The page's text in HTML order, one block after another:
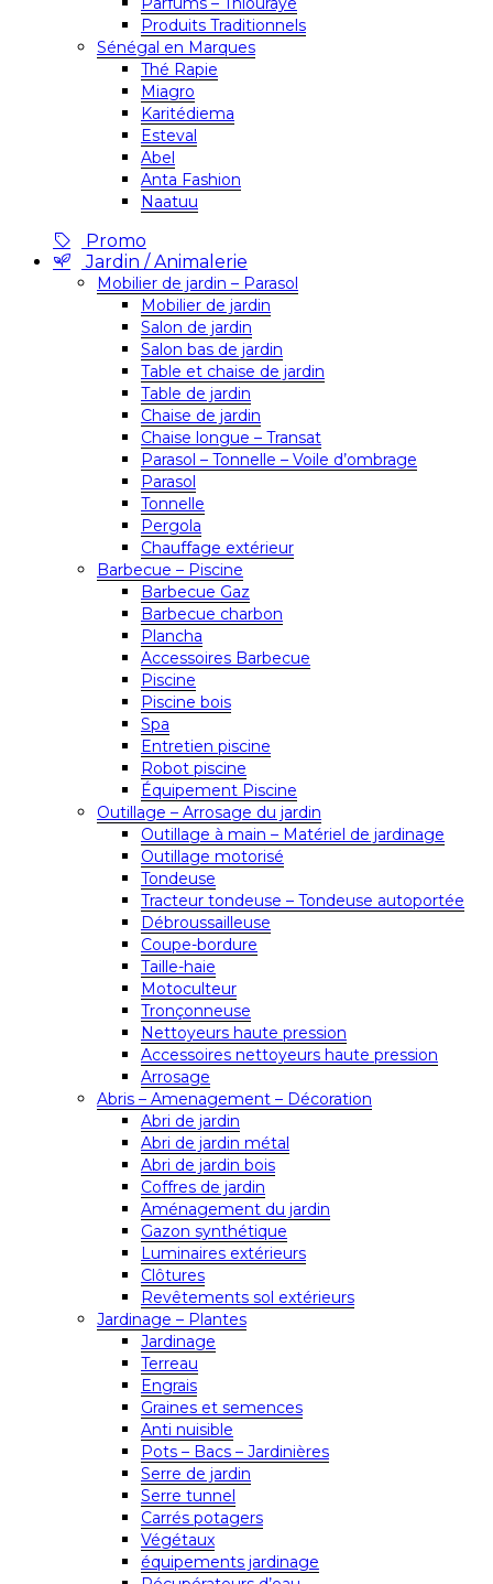
Produits Traditionnels
Sénégal en Marques
Thé Rapie
Miagro
Karitédiema
Esteval
Abel
Anta Fashion
Naatuu
Promo
Jardin / Animalerie
Mobilier de jardin – Parasol
Mobilier de jardin
Salon de jardin
Salon bas de jardin
Table et chaise de jardin
Table de jardin
Chaise de jardin
Chaise longue – Transat
Parasol – Tonnelle – Voile d’ombrage
Parasol
Tonnelle
Pergola
Chauffage extérieur
Barbecue – Piscine
Barbecue Gaz
Barbecue charbon
Plancha
Accessoires Barbecue
Piscine
Piscine bois
Spa
Entretien piscine
Robot piscine
Équipement Piscine
Outillage – Arrosage du jardin
Outillage à main – Matériel de jardinage
Outillage motorisé
Tondeuse
Tracteur tondeuse – Tondeuse autoportée
Débroussailleuse
Coupe-bordure
Taille-haie
Motoculteur
Tronçonneuse
Nettoyeurs haute pression
Accessoires nettoyeurs haute pression
Arrosage
Abris – Amenagement – Décoration
Abri de jardin
Abri de jardin métal
Abri de jardin bois
Coffres de jardin
Aménagement du jardin
Gazon synthétique
Luminaires extérieurs
Clôtures
Revêtements sol extérieurs
Jardinage – Plantes
Jardinage
Terreau
Engrais
Graines et semences
Anti nuisible
Pots – Bacs – Jardinières
Serre de jardin
Serre tunnel
Carrés potagers
Végétaux
équipements jardinage